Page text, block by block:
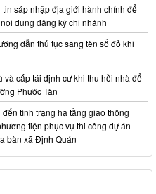
sáp nhập địa giới hành chính để
dung đăng ký chi nhánh
dẫn thủ tục sang tên sổ đỏ khi
và cấp tái định cư khi thu hồi nhà để
Phước Tân
tình trạng hạ tầng giao thông
tiện phục vụ thi công dự án
bàn xã Định Quán